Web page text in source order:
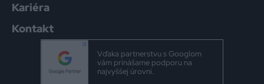
Kariéra
Kontakt
Vďaka partnerstvu s Googlom
vám prinášame podporu na
najvyššej úrovni.